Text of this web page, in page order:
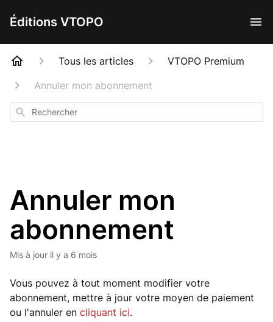
Éditions VTOPO
Tous les articles
VTOPO Premium
Annuler mon abonnement
Rechercher
Annuler mon
abonnement
Mis à jour il y a 6 mois
Vous pouvez à tout moment modifier votre
abonnement, mettre à jour votre moyen de paiement
ou l'annuler en cliquant ici.